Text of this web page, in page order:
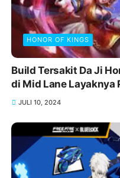
HONOR OF KINGS
Build Tersakit Da Ji
di Mid Lane Layaknya
JULI 10, 2024